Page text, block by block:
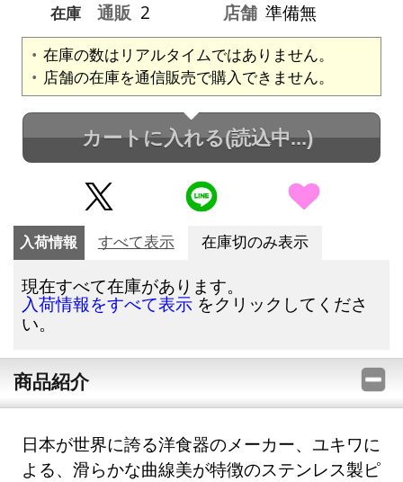
在庫
通販 2 店舗 準備無
在庫の数はリアルタイムではありません。
店舗の在庫を通信販売で購入できません。
カートに入れる(読込中...)
入荷情報 すべて表示 在庫切のみ表示
現在すべて在庫があります。
入荷情報をすべて表示 をクリックしてくださ
い。
商品紹介
日本が世界に誇る洋食器のメーカー、ユキワに
よる、滑らかな曲線美が特徴のステンレス製ピ